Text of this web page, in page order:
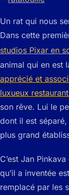
Un rat qui nous
Dans cette
studios Pixar en
animal qui en est
apprécié et
luxueux
son rêve. Lui le
dont il est séparé,
plus grand
C’est Jan
qu’il a inventée
remplacé par les